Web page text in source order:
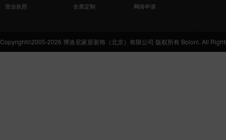
营业执照
全屋定制
网络申请
Copyright©2005-2026 博洛尼家居装饰（北京）有限公司 版权所有 Boloni. All